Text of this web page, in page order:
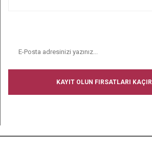
KAYIT OLUN FIRSATLARI